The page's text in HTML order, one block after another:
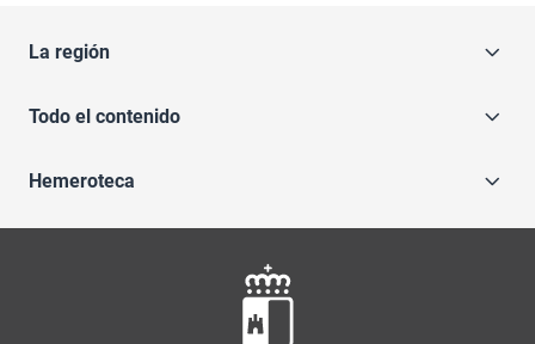
La región
Todo el contenido
Hemeroteca